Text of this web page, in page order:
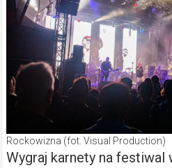
Rockowizna (fot. Visual Production)
Wygraj karnety na festiwal